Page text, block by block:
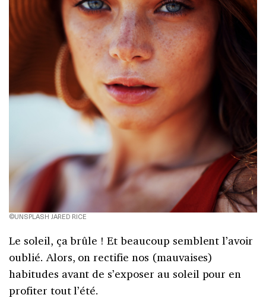
©UNSPLASH JARED RICE
Le soleil, ça brûle ! Et beaucoup semblent l’avoir
oublié. Alors, on rectifie nos (mauvaises)
habitudes avant de s’exposer au soleil pour en
profiter tout l’été.